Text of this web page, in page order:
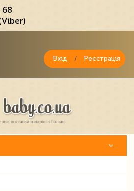
68
Вхід / Реєстрація